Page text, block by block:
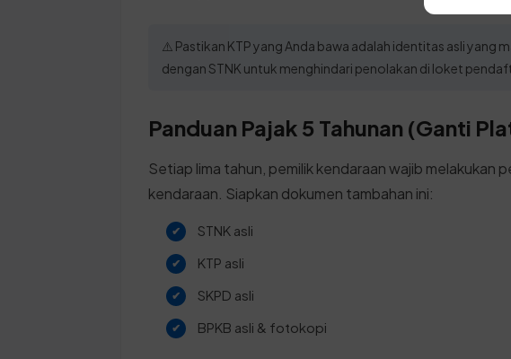
⚠️ Pastikan KTP yang Anda bawa adalah identitas asli yang
dengan STNK untuk menghindari penolakan di loket
Panduan Pajak 5 Tahunan (Ganti
Setiap lima tahun, pemilik kendaraan wajib melakukan
kendaraan. Siapkan dokumen tambahan ini:
STNK asli
KTP asli
SKPD asli
BPKB asli & fotokopi